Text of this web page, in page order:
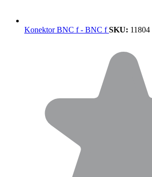
Konektor BNC f - BNC fSKU: 11804